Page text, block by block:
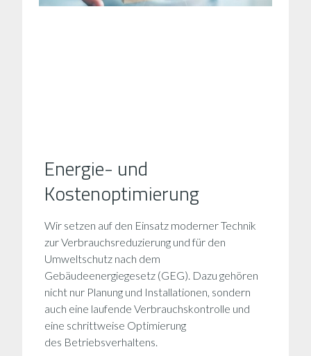
Energie- und
Kostenoptimierung
Wir setzen auf den Einsatz moderner Technik
zur Verbrauchsreduzierung und für den
Umweltschutz nach dem
Gebäudeenergiegesetz (GEG). Dazu gehören
nicht nur Planung und Installationen, sondern
auch eine laufende Verbrauchskontrolle und
eine schrittweise Optimierung
des Betriebsverhaltens.